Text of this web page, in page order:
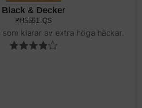
Black & Decker
PH5551-QS
som klarar av extra höga häckar.